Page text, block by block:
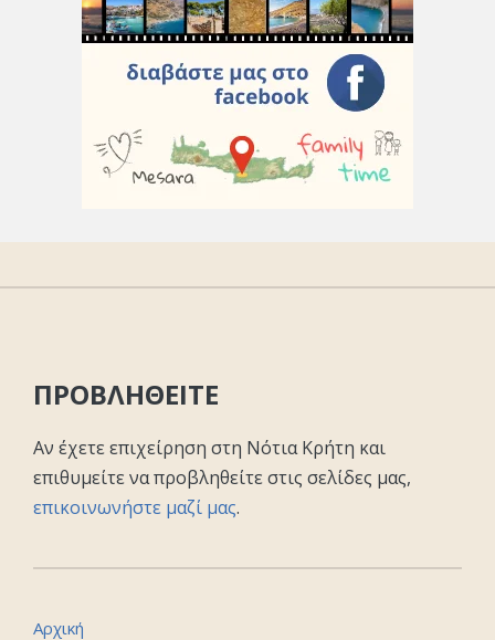
ΠΡΟΒΛΗΘΕΙΤΕ
Αν έχετε επιχείρηση στη Νότια Κρήτη και
επιθυμείτε να προβληθείτε στις σελίδες μας,
επικοινωνήστε μαζί μας.
Αρχική